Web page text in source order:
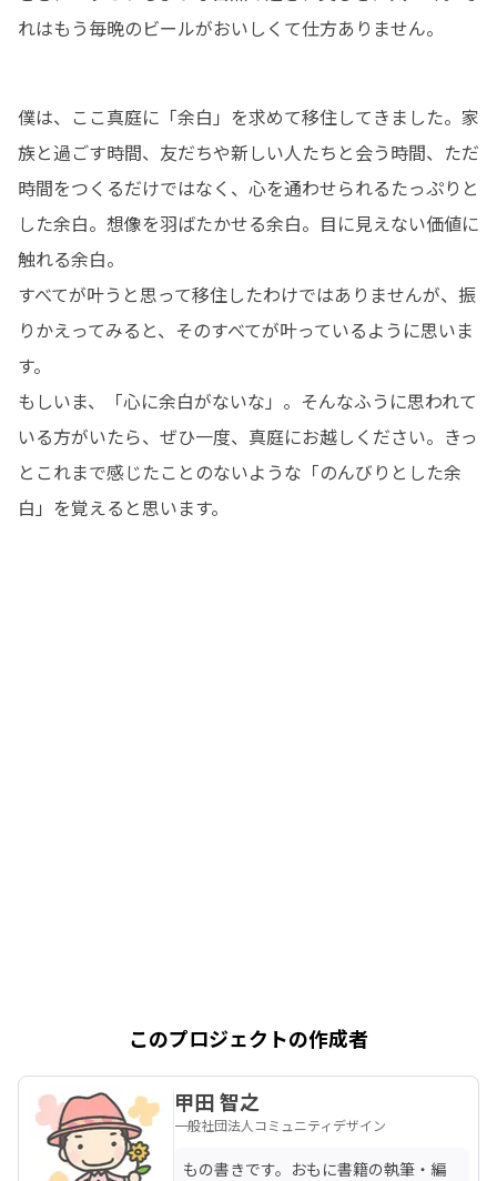
れはもう毎晩のビールがおいしくて仕方ありません。
僕は、ここ真庭に「余白」を求めて移住してきました。家
族と過ごす時間、友だちや新しい人たちと会う時間、ただ
時間をつくるだけではなく、心を通わせられるたっぷりと
した余白。想像を羽ばたかせる余白。目に見えない価値に
触れる余白。
すべてが叶うと思って移住したわけではありませんが、振
りかえってみると、そのすべてが叶っているように思いま
す。
もしいま、「心に余白がないな」。そんなふうに思われて
いる方がいたら、ぜひ一度、真庭にお越しください。きっ
とこれまで感じたことのないような「のんびりとした余
白」を覚えると思います。
このプロジェクトの作成者
甲田 智之
一般社団法人コミュニティデザイン
もの書きです。おもに書籍の執筆・編